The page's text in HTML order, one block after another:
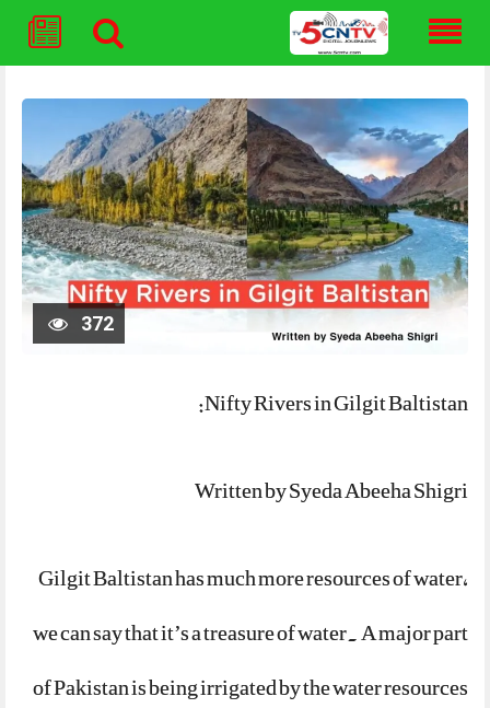
content
372
Nifty Rivers in Gilgit Baltistan:
Written by Syeda Abeeha Shigri
Gilgit Baltistan has much more resources of water,
we can say that it’s a treasure of water. A major part
of Pakistan is being irrigated by the water resources